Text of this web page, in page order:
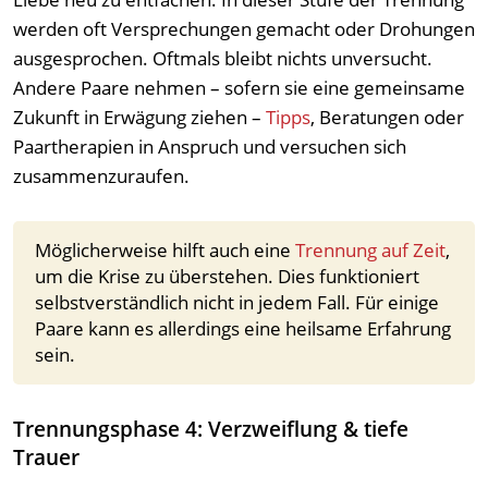
werden oft Versprechungen gemacht oder Drohungen
ausgesprochen. Oftmals bleibt nichts unversucht.
Andere Paare nehmen – sofern sie eine gemeinsame
Zukunft in Erwägung ziehen – Tipps, Beratungen oder
Paartherapien in Anspruch und versuchen sich
zusammenzuraufen.
Möglicherweise hilft auch eine Trennung auf Zeit,
um die Krise zu überstehen. Dies funktioniert
selbstverständlich nicht in jedem Fall. Für einige
Paare kann es allerdings eine heilsame Erfahrung
sein.
Trennungsphase 4: Verzweiflung & tiefe
Trauer